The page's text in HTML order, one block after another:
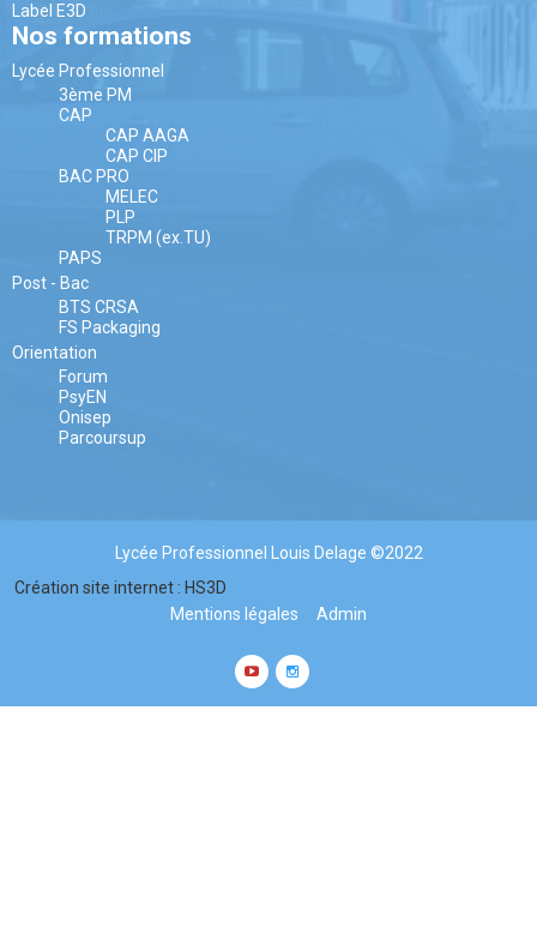
Label E3D
Nos formations
Lycée Professionnel
3ème PM
CAP
CAP AAGA
CAP CIP
BAC PRO
MELEC
PLP
TRPM (ex.TU)
PAPS
Post - Bac
BTS CRSA
FS Packaging
Orientation
Forum
PsyEN
Onisep
Parcoursup
Lycée Professionnel Louis Delage ©2022
Création site internet : HS3D
Mentions légales
Admin